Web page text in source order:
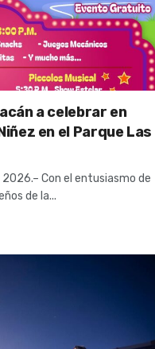
a celebrar en
en el Parque Las
Con el entusiasmo de
de la...